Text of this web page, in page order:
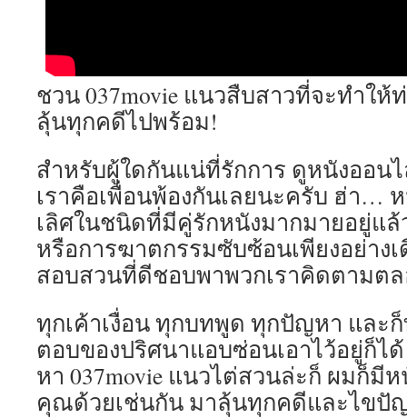
ชวน 037movie แนวสืบสาวที่จะทำใ
ลุ้นทุกคดีไปพร้อม!
สำหรับผู้ใดกันแน่ที่รักการ ดูหนังออน
เราคือเพื่อนพ้องกันเลยนะครับ ฮ่า…
เลิศในชนิดที่มีคู่รักหนังมากมายอยู่แ
หรือการฆาตกรรมซับซ้อนเพียงอย่าง
สอบสวนที่ดีชอบพาพวกเราคิดตามตล
ทุกเค้าเงื่อน ทุกบทพูด ทุกปัญหา และ
ตอบของปริศนาแอบซ่อนเอาไว้อยู่ก็ไ
หา 037movie แนวไต่สวนล่ะก็ ผมก็มี
คุณด้วยเช่นกัน มาลุ้นทุกคดีและไขปั